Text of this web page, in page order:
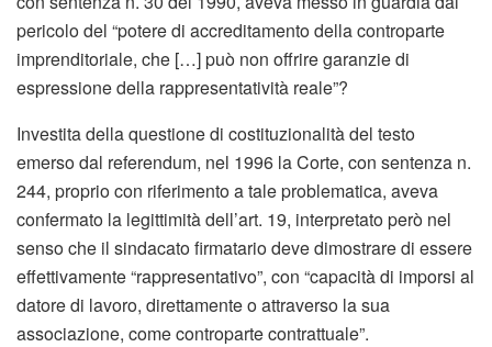
pericolo del “potere di accreditamento della controparte
imprenditoriale, che […] può non offrire garanzie di
espressione della rappresentatività reale”?
Investita della questione di costituzionalità del testo
emerso dal referendum, nel 1996 la Corte, con sentenza n.
244, proprio con riferimento a tale problematica, aveva
confermato la legittimità dell’art. 19, interpretato però nel
senso che il sindacato firmatario deve dimostrare di essere
effettivamente “rappresentativo”, con “capacità di imporsi al
datore di lavoro, direttamente o attraverso la sua
associazione, come controparte contrattuale”.